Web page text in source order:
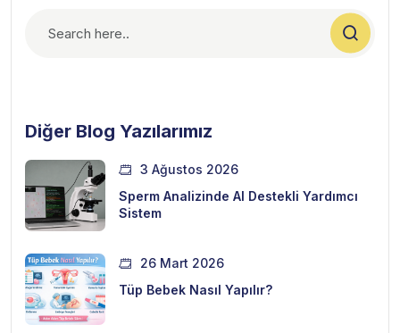
Diğer Blog Yazılarımız
3 Ağustos 2026
Sperm Analizinde AI Destekli Yardımcı
Sistem
26 Mart 2026
Tüp Bebek Nasıl Yapılır?